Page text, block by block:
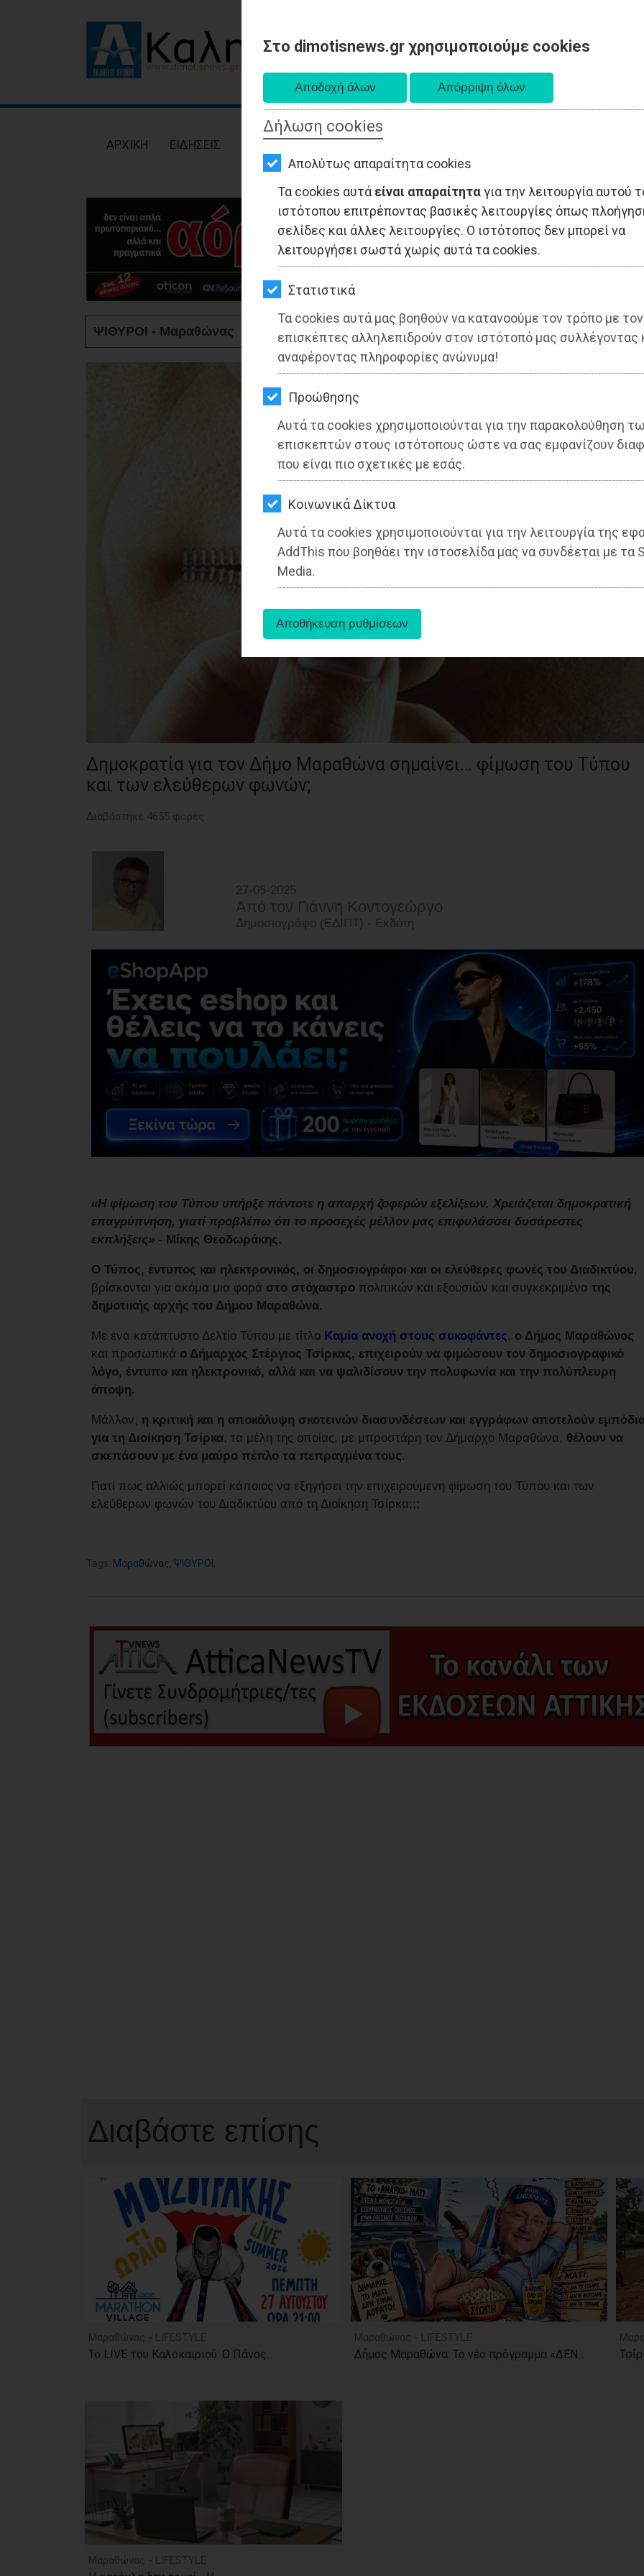
Στο dimotisnews.gr χρησιμοποιούμε cookies
Δήλωση cookies
Απολύτως απαραίτητα cookies
Τα cookies αυτά είναι απαραίτηταγια την λειτουργία αυτού
ιστότοπου επιτρέποντας βασικές λειτουργίες όπως
σελίδες και άλλες λειτουργίες. Ο ιστότοπος δεν μπορεί να
λειτουργήσει σωστά χωρίς αυτά τα cookies.
Στατιστικά
Τα cookies αυτά μας βοηθούν να κατανοούμε τον τρόπο με τον
επισκέπτες αλληλεπιδρούν στον ιστότοπό μας συλλέγοντας
αναφέροντας πληροφορίες ανώνυμα!
Προώθησης
Αυτά τα cookies χρησιμοποιούνται για την παρακολούθηση
επισκεπτών στους ιστότοπους ώστε να σας εμφανίζουν
που είναι πιο σχετικές με εσάς.
Kοινωνικά Δίκτυα
Αυτά τα cookies χρησιμοποιούνται για την λειτουργία της
AddThis που βοηθάει την ιστοσελίδα μας να συνδέεται με τα
Media.
ΕΙΔΗΣΕΙΣ
ΟΙΚΟΝΟΜΙΑ
ΑΘΛΗΤΙΣΜΟΣ
ΠΟΛΙΤΙΣΜΟΣ
AΡΧΙΚΗ ΕΙΔΗΣΕΙΣ
ΨΙΘΥΡΟΙ - Μαραθώνας
Δημοκρατία για τον Δήμο Μαραθώνα σημαίνει… φίμωση του Τύπου
και των ελεύθερων φωνών;
Διαβάστηκε 4655 φορές
27-05-2025
Από τoν Γιάννη Κοντογεώργο
Δημοσιογράφο (ΕΔΙΠΤ) - Εκδότη
«Η φίμωση του Τύπου υπήρξε πάντοτε η απαρχή ζοφερών εξελίξεων. Χρειάζεται δημοκρατική
επαγρύπνηση, γιατί προβλέπω ότι το προσεχές μέλλον μας επιφυλάσσει δυσάρεστες
εκπλήξεις» - Μίκης Θεοδωράκης.
Ο Τύπος, έντυπος και ηλεκτρονικός, οι δημοσιογράφοι και οι ελεύθερες φωνές του Διαδικτύου,
βρίσκονται για ακόμα μια φορά στο στόχαστρο πολιτικών και εξουσιών και συγκεκριμένα της
δημοτικής αρχής του Δήμου Μαραθώνα.
Με ένα κατάπτυστο Δελτίο Τύπου με τίτλο Καμία ανοχή στους συκοφάντες, ο Δήμος Μαραθώνος
και προσωπικά ο Δήμαρχος Στέργιος Τσίρκας, επιχειρούν να φιμώσουν τον δημοσιογραφικό
λόγο, έντυπο και ηλεκτρονικό, αλλά και να ψαλιδίσουν την πολυφωνία και την πολύπλευρη
άποψη.
Μάλλον, η κριτική και η αποκάλυψη σκοτεινών διασυνδέσεων και εγγράφων αποτελούν
για τη Διοίκηση Τσίρκα, τα μέλη της οποίας, με μπροστάρη τον Δήμαρχο Μαραθώνα, θέλουν να
σκεπάσουν με ένα μαύρο πέπλο τα πεπραγμένα τους.
Γιατί πως αλλιώς μπορεί κάποιος να εξηγήσει την επιχειρούμενη φίμωση του Τύπου και των
ελεύθερων φωνών του Διαδικτύου από τη Διοίκηση Τσίρκα;;;
Tags: Μαραθώνας, ΨΙΘΥΡΟΙ ,
Διαβάστε επίσης
Το LIVE του Καλοκαιριού: Ο Πάνος... Δήμος Μαραθώνα: Το νέο πρόγραμμα «ΔΕΝ...